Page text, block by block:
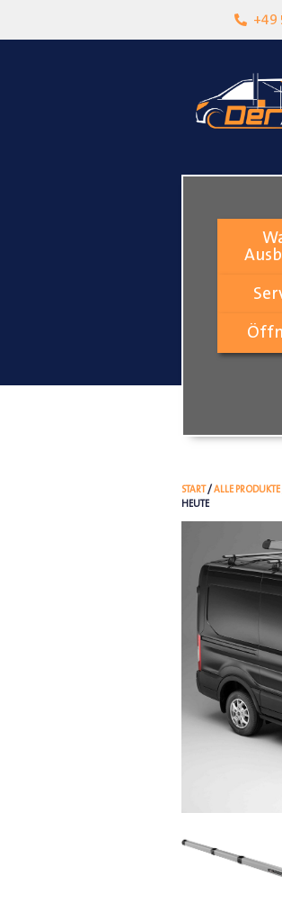
+49
Lokalgeschäft in
START/ALLE PRODUKTE
HEUTE